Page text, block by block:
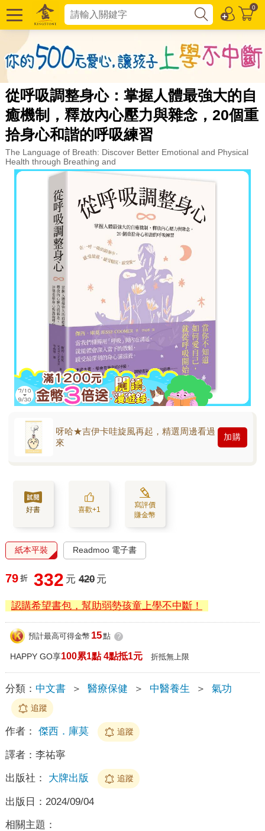
0
從呼吸調整身心：掌握人體最強大的自
癒機制，釋放內心壓力與雜念，20個重
拾身心和諧的呼吸練習
The Language of Breath: Discover Better Emotional and Physical
Health through Breathing and
呀哈★吉伊卡哇旋風再起，精選周邊看過
來
加購
好書 喜歡+1
寫評價
賺金幣
紙本平裝 Readmoo 電子書
79 折 332 元 420 元
認購希望書包，幫助弱勢孩童上學不中斷！
預計最高可得金幣 15點 ?
HAPPY GO享100累1點 4點抵1元 折抵無上限
分類： 中文書 ＞ 醫療保健 ＞ 中醫養生 ＞ 氣功
追蹤
作者： 傑西．庫莫 追蹤
譯者： 李祐寧
出版社： 大牌出版 追蹤
出版日： 2024/09/04
相關主題：